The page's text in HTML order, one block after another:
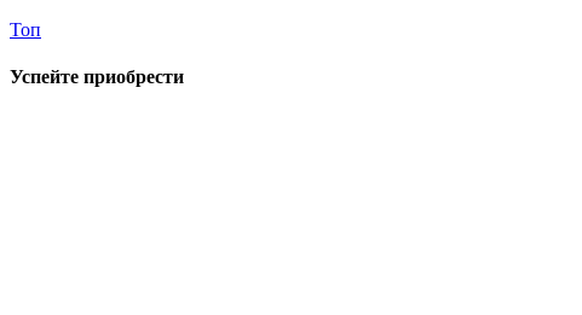
Топ
Успейте приобрести